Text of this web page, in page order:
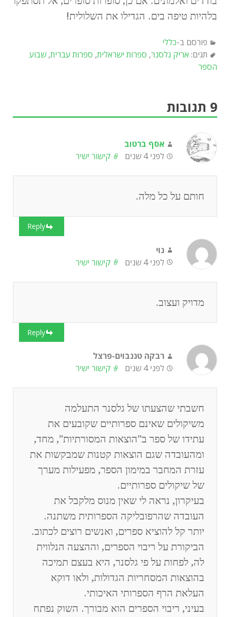
בלהיות טיפה בים. הגדילו את השלולית!
פורסם ב-כללי
תגים: אריק גלסנר, ספרות ישראלית, ספרות עברית, שבוע
הספר
9 תגובות
אסף ברטוב
לפני 4 שנים
קישור ישיר
חותם על כל מלה.
Reply
נוי
לפני 4 שנים
קישור ישיר
מדויק ועצוב.
Reply
רבקה טננבוים-פרצל
לפני 4 שנים
קישור ישיר
חשבתי שהצעתו של גלסנר התעלמה
משיקולים שאינם ספרותיים שקובעים את
עתידו של ספר ב"הוצאות המסורתיות", מחד,
ומהעובדה שגם הוצאות קטנות שמבקשות את
עזרת המחבר במימון הספר, מפעילות מערך
של שיקולים ספרותיים.
בעיקרון, נראה לי שאין מנוס מלקבל את
העובדה שהרפובליקה הספרותית משתנה.
יותר קל להוציא ספרים, ואנשים רוצים לכתוב.
הביקורת על ריבוי הספרים, וההצעה הנלווית
לה, לפחות על פי גלסנר, היא בעצם תמיכה
בהוצאות המסחריות הגדולות, ולאו דוקא
העלאת הרף הספרותי האיכותי.
בעיני, ריבוי הספרים הוא מבורך. השוק נפתח